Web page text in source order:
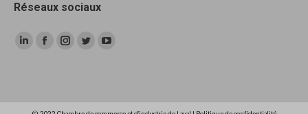
Réseaux sociaux